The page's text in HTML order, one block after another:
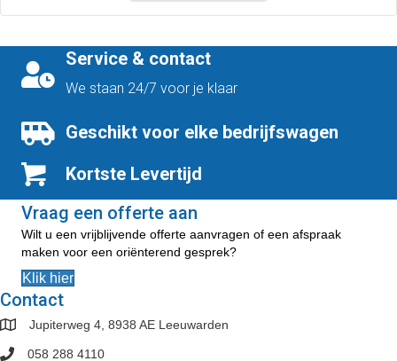
Service & contact
We staan 24/7 voor je klaar
Geschikt voor elke bedrijfswagen
Kortste Levertijd
Vraag een offerte aan
Wilt u een vrijblijvende offerte aanvragen of een afspraak
maken voor een oriënterend gesprek?
Klik hier
Contact
Jupiterweg 4, 8938 AE Leeuwarden
058 288 4110